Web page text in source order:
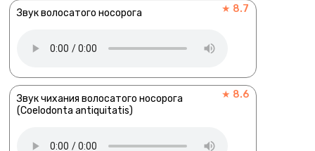
Звук волосатого носорога ★ 8.7
Звук чихания волосатого носорога
(Coelodonta antiquitatis)
★ 8.6